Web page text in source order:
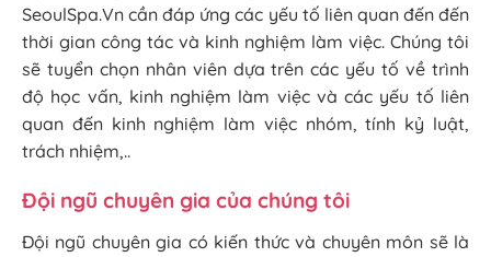
SeoulSpa.Vn cần đáp ứng các yếu tố liên quan đến đến
thời gian công tác và kinh nghiệm làm việc. Chúng tôi
sẽ tuyển chọn nhân viên dựa trên các yếu tố về trình
độ học vấn, kinh nghiệm làm việc và các yếu tố liên
quan đến kinh nghiệm làm việc nhóm, tính kỷ luật,
trách nhiệm,..
Đội ngũ chuyên gia của chúng tôi
Đội ngũ chuyên gia có kiến thức và chuyên môn sẽ là